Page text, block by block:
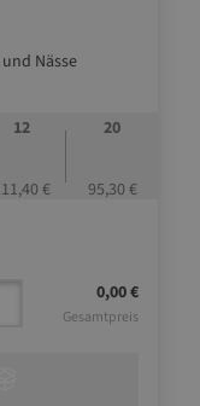
Nässe
12
€
20
95,30 €
0,00 €
Gesamtpreis